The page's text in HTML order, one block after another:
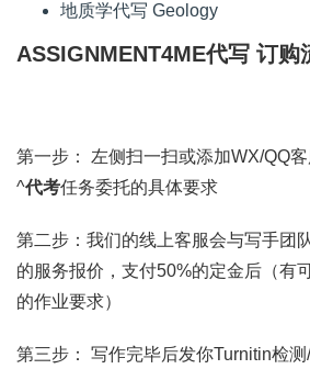
地质学代写 Geology
ASSIGNMENT4ME代写 订购
第一步： 左侧扫一扫或添加WX/QQ
^代考任务委托的具体要求
第二步：我们的线上客服会与写手团
的服务报价，支付50%的定金后（有
的作业要求）
第三步： 写作完毕后发你Turnitin检